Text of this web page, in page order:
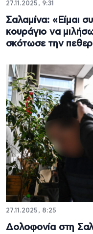
27.11.2025, 9:31
Σαλαμίνα: «Είμαι
κουράγιο να
σκότωσε την
27.11.2025, 8:25
Δολοφονία στη